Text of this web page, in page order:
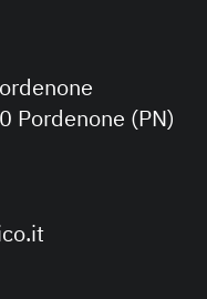
Pordenone (PN)